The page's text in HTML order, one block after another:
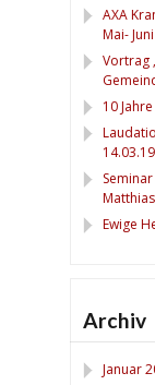
AXA
Mai-
Vortrag
10
14.03.19
Ewige
Archiv
Januar